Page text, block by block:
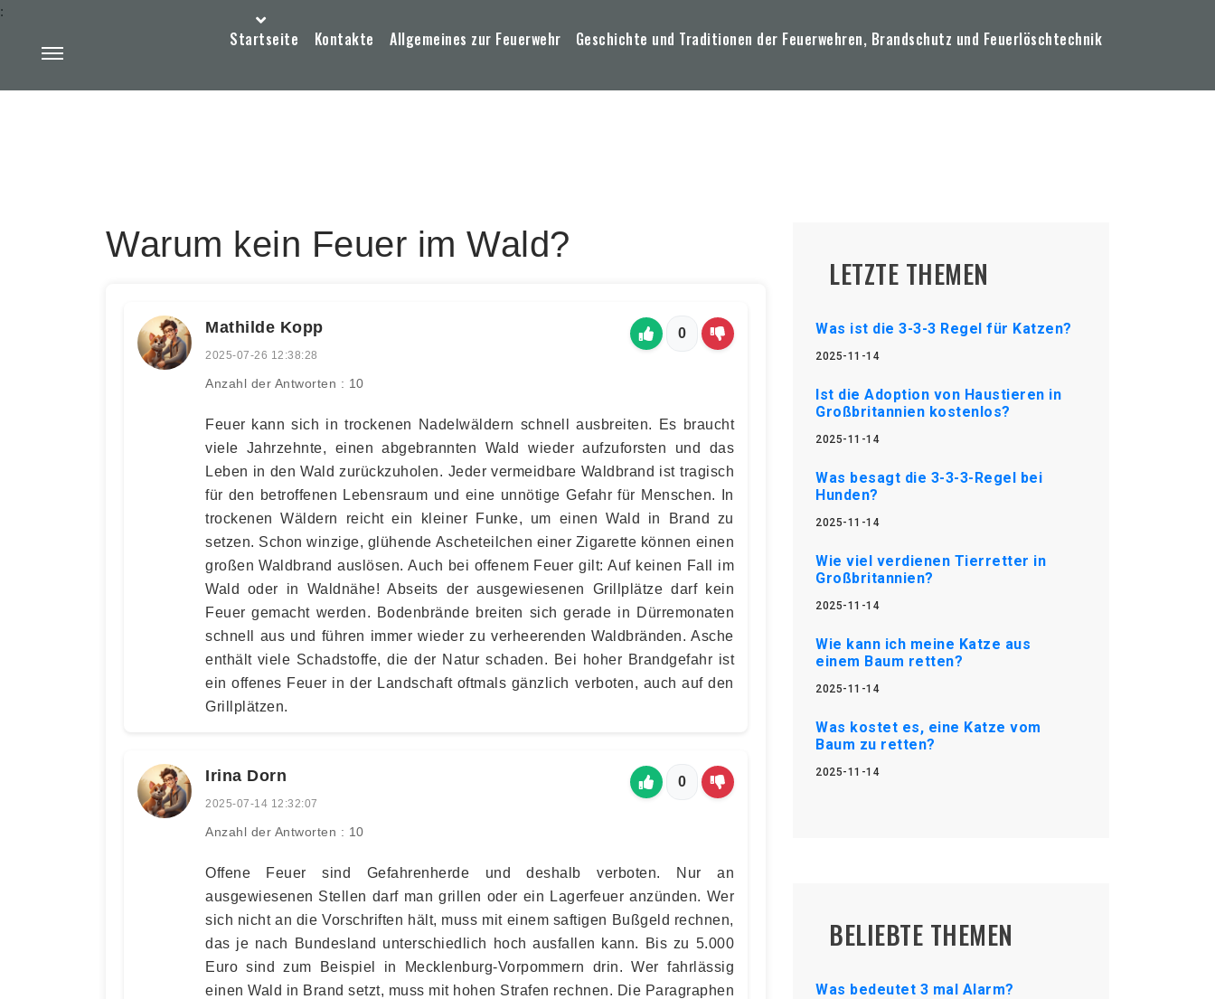
Startseite Kontakte Allgemeines zur Feuerwehr Geschichte und Traditionen der Feuerwehren, Brandschutz und Feuerlöschtechnik
:
Warum kein Feuer im Wald?
Mathilde Kopp
2025-07-26 12:38:28
Anzahl der Antworten : 10
0
Feuer kann sich in trockenen Nadelwäldern schnell ausbreiten. Es braucht
viele Jahrzehnte, einen abgebrannten Wald wieder aufzuforsten und das
Leben in den Wald zurückzuholen. Jeder vermeidbare Waldbrand ist tragisch
für den betroffenen Lebensraum und eine unnötige Gefahr für Menschen. In
trockenen Wäldern reicht ein kleiner Funke, um einen Wald in Brand zu
setzen. Schon winzige, glühende Ascheteilchen einer Zigarette können einen
großen Waldbrand auslösen. Auch bei offenem Feuer gilt: Auf keinen Fall im
Wald oder in Waldnähe! Abseits der ausgewiesenen Grillplätze darf kein
Feuer gemacht werden. Bodenbrände breiten sich gerade in Dürremonaten
schnell aus und führen immer wieder zu verheerenden Waldbränden. Asche
enthält viele Schadstoffe, die der Natur schaden. Bei hoher Brandgefahr ist
ein offenes Feuer in der Landschaft oftmals gänzlich verboten, auch auf den
Grillplätzen.
Irina Dorn
2025-07-14 12:32:07
Anzahl der Antworten : 10
0
Offene Feuer sind Gefahrenherde und deshalb verboten. Nur an
ausgewiesenen Stellen darf man grillen oder ein Lagerfeuer anzünden. Wer
sich nicht an die Vorschriften hält, muss mit einem saftigen Bußgeld rechnen,
das je nach Bundesland unterschiedlich hoch ausfallen kann. Bis zu 5.000
Euro sind zum Beispiel in Mecklenburg-Vorpommern drin. Wer fahrlässig
einen Wald in Brand setzt, muss mit hohen Strafen rechnen. Die Paragraphen
LETZTE THEMEN
Was ist die 3-3-3 Regel für Katzen?
2025-11-14
Ist die Adoption von Haustieren in
Großbritannien kostenlos?
2025-11-14
Was besagt die 3-3-3-Regel bei
Hunden?
2025-11-14
Wie viel verdienen Tierretter in
Großbritannien?
2025-11-14
Wie kann ich meine Katze aus
einem Baum retten?
2025-11-14
Was kostet es, eine Katze vom
Baum zu retten?
2025-11-14
BELIEBTE THEMEN
Was bedeutet 3 mal Alarm?